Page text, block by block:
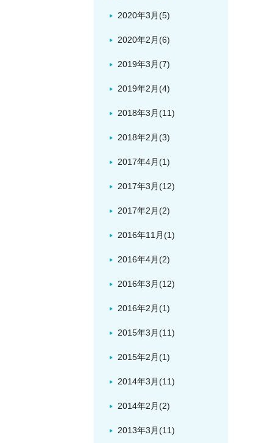
2020年3月(5)
2020年2月(6)
2019年3月(7)
2019年2月(4)
2018年3月(11)
2018年2月(3)
2017年4月(1)
2017年3月(12)
2017年2月(2)
2016年11月(1)
2016年4月(2)
2016年3月(12)
2016年2月(1)
2015年3月(11)
2015年2月(1)
2014年3月(11)
2014年2月(2)
2013年3月(11)